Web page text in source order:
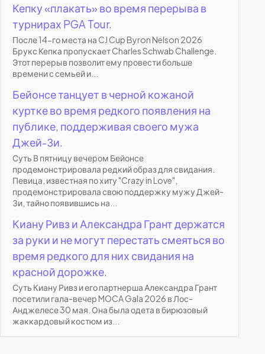
Кепку «плакать» во время перерыва в
турнирах PGA Tour.
После 14-го места на CJ Cup Byron Nelson 2026
Брукс Кепка пропускает Charles Schwab Challenge.
Этот перерыв позволит ему провести больше
времени с семьей и...
Бейонсе танцует в черной кожаной
куртке во время редкого появления на
публике, поддерживая своего мужа
Джей-Зи.
Суть В пятницу вечером Бейонсе
продемонстрировала редкий образ для свидания.
Певица, известная по хиту "Crazy in Love",
продемонстрировала свою поддержку мужу Джей-
Зи, тайно появившись на...
Киану Ривз и Александра Грант держатся
за руки и не могут перестать смеяться во
время редкого для них свидания на
красной дорожке.
Суть Киану Ривз и его партнерша Александра Грант
посетили гала-вечер MOCA Gala 2026 в Лос-
Анджелесе 30 мая. Она была одета в бирюзовый
жаккардовый костюм из...